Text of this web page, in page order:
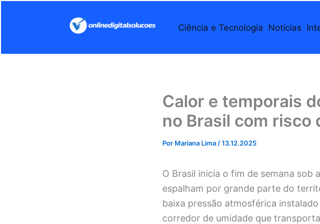
conteúdo
Ciência e Tecnologia Notícias
Calor e temporais
no Brasil com risco
Por Mariana Lima /13.12.2025
O Brasil inicia o fim de semana sob
espalham por grande parte do
baixa pressão atmosférica
corredor de umidade que